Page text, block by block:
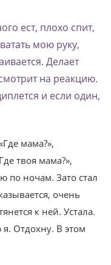
ест, плохо спит,
мою руку,
Делает
на реакцию.
и если один,
мама?»,
твоя мама?»,
по ночам. Зато стал
очень
к ней. Устала.
Отдохну. В этом